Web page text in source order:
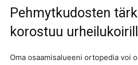
Pehmytkudosten
korostuu
Oma osaamisalueeni ortopedia voi